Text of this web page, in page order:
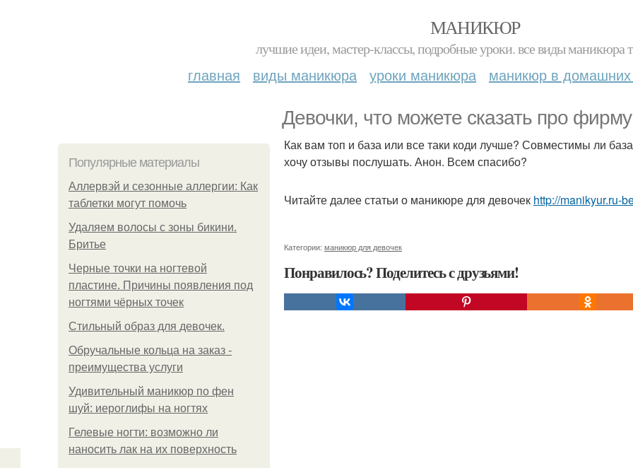
МАНИКЮР
лучшие идеи, мастер-классы, подробные уроки. все виды маникюра
главная виды маникюра уроки маникюра маникюр в домашних
Девочки, что можете сказать про
Популярные материалы
Аллервэй и сезонные аллергии: Как
таблетки могут помочь
Удаляем волосы с зоны бикини.
Бритье
Черные точки на ногтевой
пластине. Причины появления под
ногтями чёрных точек
Стильный образ для девочек.
Обручальные кольца на заказ -
преимущества услуги
Удивительный маникюр по фен
шуй: иероглифы на ногтях
Гелевые ногти: возможно ли
наносить лак на их поверхность
Как вам топ и база или все таки коди лучше? Совместимы ли
хочу отзывы послушать. Анон. Всем спасибо?
Читайте далее статьи о маникюре для девочек http://manikyur.ru-
Категории: маникюр для девочек
Понравилось? Поделитесь с друзьями!